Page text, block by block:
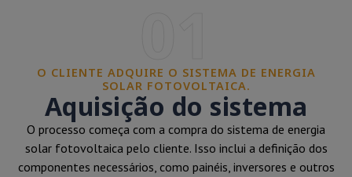
O CLIENTE ADQUIRE O SISTEMA DE ENERGIA
SOLAR FOTOVOLTAICA.
Aquisição do sistema
O processo começa com a compra do sistema de energia
solar fotovoltaica pelo cliente. Isso inclui a definição dos
componentes necessários, como painéis, inversores e outros